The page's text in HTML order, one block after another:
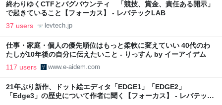
終わりゆくCTFとバグバウンティ 「競技、賞金、責任ある開示」
で起きていること【フォーカス】 - レバテックLAB
37 users levtech.jp
仕事・家庭・個人の優先順位はもっと柔軟に変えていい 40代のわ
たしが10年後の自分に伝えたいこと - りっすん by イーアイデム
117 users www.e-aidem.com
21年ぶり新作、ドット絵エディタ「EDGE1」「EDGE2」
「Edge3」の歴史について作者に聞く【フォーカス】 - レバテック